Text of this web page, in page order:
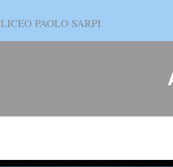
LICEO PAOLO SARPI